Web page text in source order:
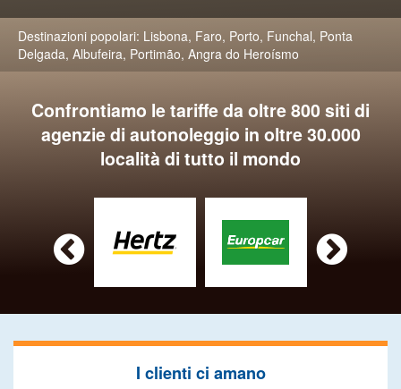
Destinazioni popolari: Lisbona, Faro, Porto, Funchal, Ponta
Delgada, Albufeira, Portimão, Angra do Heroísmo
Confrontiamo le tariffe da oltre 800 siti di
agenzie di autonoleggio in oltre 30.000
località di tutto il mondo
 
I clienti ci amano